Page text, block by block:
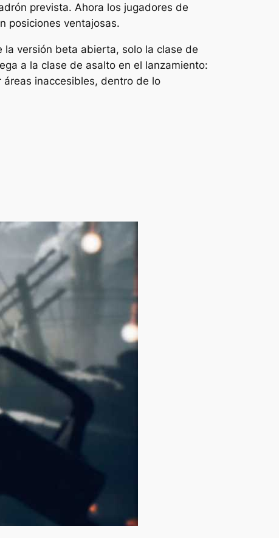
prevista. Ahora los jugadores de
posiciones ventajosas.
versión beta abierta, solo la clase de
a la clase de asalto en el lanzamiento:
inaccesibles, dentro de lo